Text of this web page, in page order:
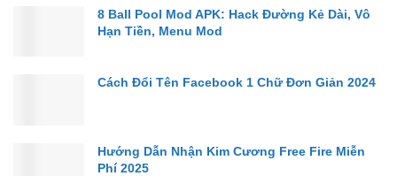
8 Ball Pool Mod APK: Hack Đường Kẻ Dài, Vô
Hạn Tiền, Menu Mod
Cách Đổi Tên Facebook 1 Chữ Đơn Giản 2024
Hướng Dẫn Nhận Kim Cương Free Fire Miễn
Phí 2025